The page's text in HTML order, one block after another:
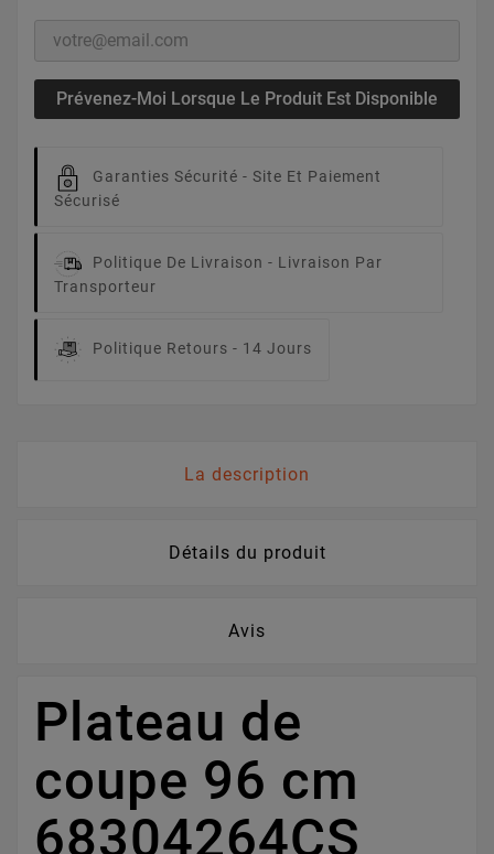
Prévenez-Moi Lorsque Le Produit Est Disponible
Garanties Sécurité - Site Et Paiement
Sécurisé
Politique De Livraison - Livraison Par
Transporteur
Politique Retours - 14 Jours
La description
Détails du produit
Avis
Plateau de
coupe 96 cm
68304264CS